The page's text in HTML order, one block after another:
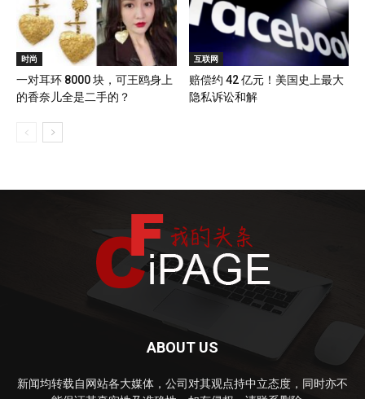
时尚
一对耳环 8000 块，可王鸥身上
的香奈儿全是二手的？
互联网
赔偿约 42 亿元！美国史上最大
隐私诉讼和解
ABOUT US
新闻均转载自网站各大媒体，公司对其观点持中立态度，同时亦不